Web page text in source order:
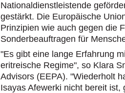
Nationaldienstleistende
gestärkt. Die Europäische
Prinzipien wie auch gegen die
Sonderbeauftragen für
"Es gibt eine lange Erfahrung
eritreische Regime", so Klara
Advisors (EEPA). "Wiederholt
Isayas Afewerki nicht bereit ist,